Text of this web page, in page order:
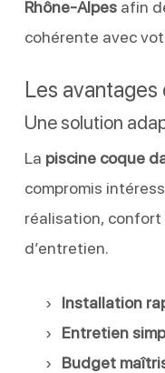
Rhône-Alpesafin
cohérente avec
Les avantages
Une solution
La piscine coque
compromis
réalisation,
d’entretien.
Installation
Entretien
Budget